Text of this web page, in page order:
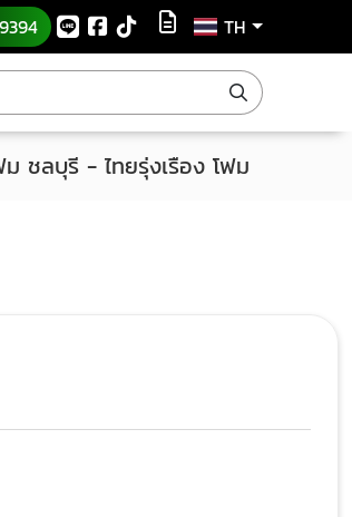
TH
ชลบุรี - ไทยรุ่งเรือง โฟม